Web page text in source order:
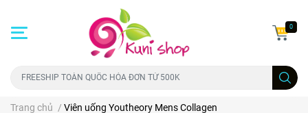
0
Trang chủ / Viên uống Youtheory Mens Collagen